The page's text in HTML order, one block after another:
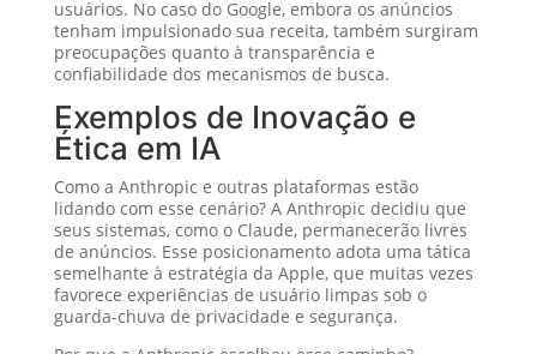
usuários. No caso do Google, embora os anúncios
tenham impulsionado sua receita, também surgiram
preocupações quanto à transparência e
confiabilidade dos mecanismos de busca.
Exemplos de Inovação e
Ética em IA
Como a Anthropic e outras plataformas estão
lidando com esse cenário? A Anthropic decidiu que
seus sistemas, como o Claude, permanecerão livres
de anúncios. Esse posicionamento adota uma tática
semelhante à estratégia da Apple, que muitas vezes
favorece experiências de usuário limpas sob o
guarda-chuva de privacidade e segurança.